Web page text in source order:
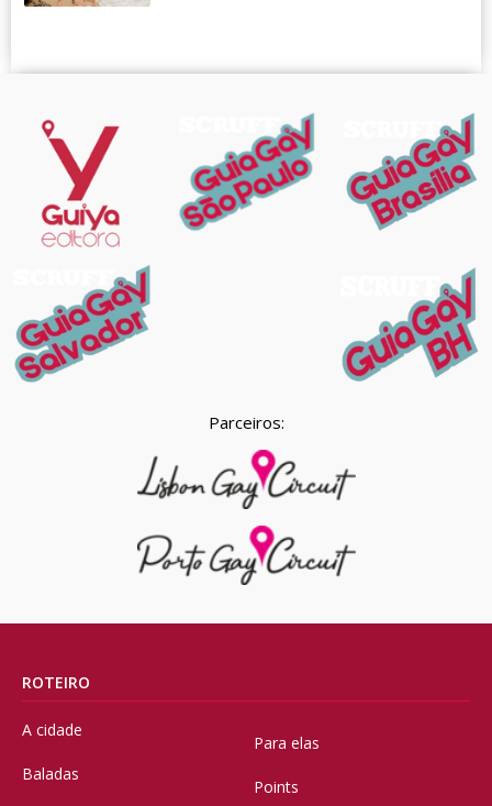
Parceiros:
ROTEIRO
A cidade
Baladas
Para elas
Points